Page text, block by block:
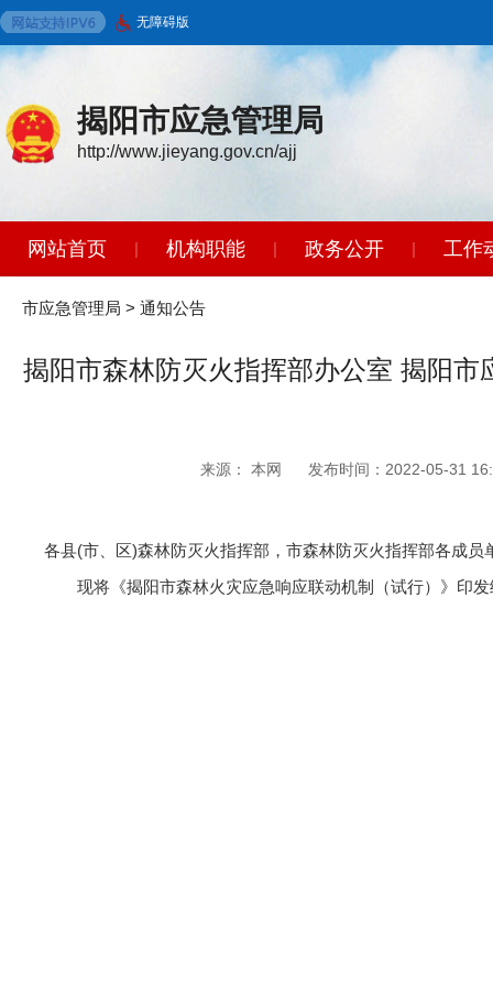
无障碍版
揭阳市应急管理局
http://www.jieyang.gov.cn/ajj
网站首页 | 机构职能 | 政务公开 | 工作
市应急管理局 > 通知公告
揭阳市森林防灭火指挥部办公室 揭阳
来源： 本网 发布时间：2022-05-31
各县(市、区)森林防灭火指挥部，市森林防灭火指挥部各成员
现将《揭阳市森林火灾应急响应联动机制（试行）》印发